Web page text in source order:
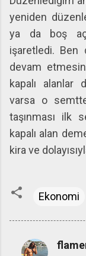
yeniden
ya da boş
işaretledi. Ben
devam
kapalı alanlar
varsa o
taşınması ilk
kapalı alan
kira ve
Ekonomi
Y